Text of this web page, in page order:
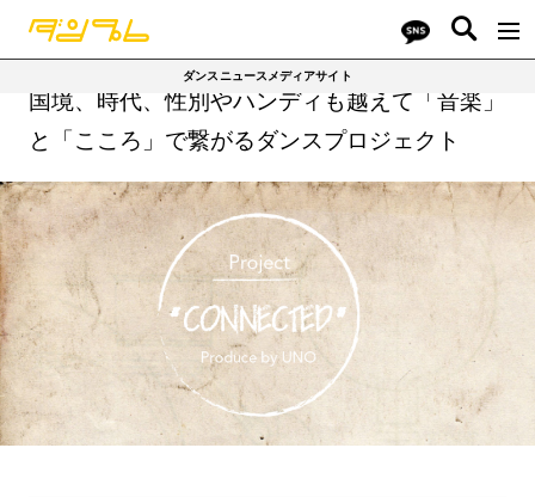
ダンスニュースメディアサイト
国境、時代、性別やハンディも越えて「音楽」
と「こころ」で繋がるダンスプロジェクト